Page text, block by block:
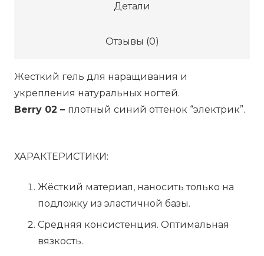
Детали
Отзывы (0)
Жесткий гель для наращивания и
укрепления натуральных ногтей.
Berry 02 – плотный синий оттенок “электрик”.
ХАРАКТЕРИСТИКИ:
Жёсткий материал, наносить только на
подложку из эластичной базы.
Средняя консистенция. Оптимальная
вязкость.